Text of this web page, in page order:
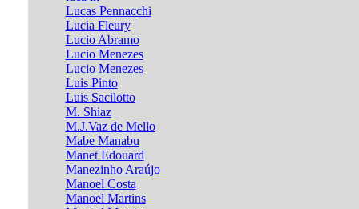
Lucas Pennacchi
Lucia Fleury
Lucio Abramo
Lucio Menezes
Lucio Menezes
Luis Pinto
Luis Sacilotto
M. Shiaz
M.J.Vaz de Mello
Mabe Manabu
Manet Edouard
Manezinho Araújo
Manoel Costa
Manoel Martins